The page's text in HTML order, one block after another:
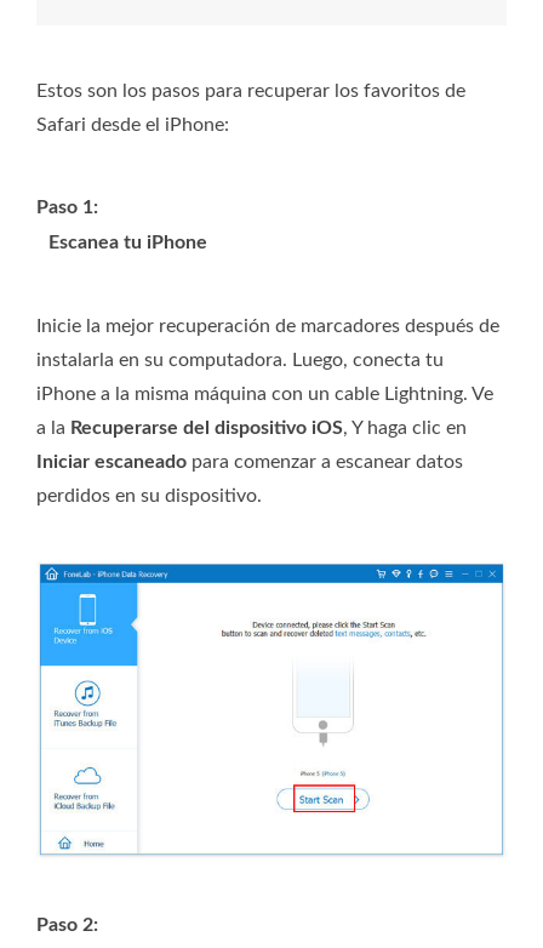
Estos son los pasos para recuperar los favoritos de
Safari desde el iPhone:
Paso 1:
Escanea tu iPhone
Inicie la mejor recuperación de marcadores después de
instalarla en su computadora. Luego, conecta tu
iPhone a la misma máquina con un cable Lightning. Ve
a la Recuperarse del dispositivo iOS, Y haga clic en
Iniciar escaneado para comenzar a escanear datos
perdidos en su dispositivo.
Paso 2: